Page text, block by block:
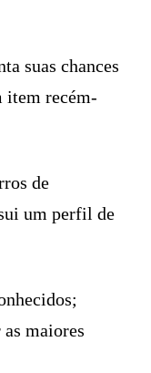
suas chances
item recém-
de
um perfil de
as maiores